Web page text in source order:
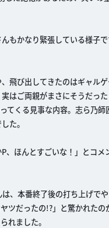
もかなり緊張している様子
飛び出してきたのはギャル
はご両親がまさにそうだっ
てくる見事な内容。志ら乃師
た。
、ほんとすごいな！」とコメ
、本番終了後の打ち上げで
ツだったの!?」と驚かれたの
れました。